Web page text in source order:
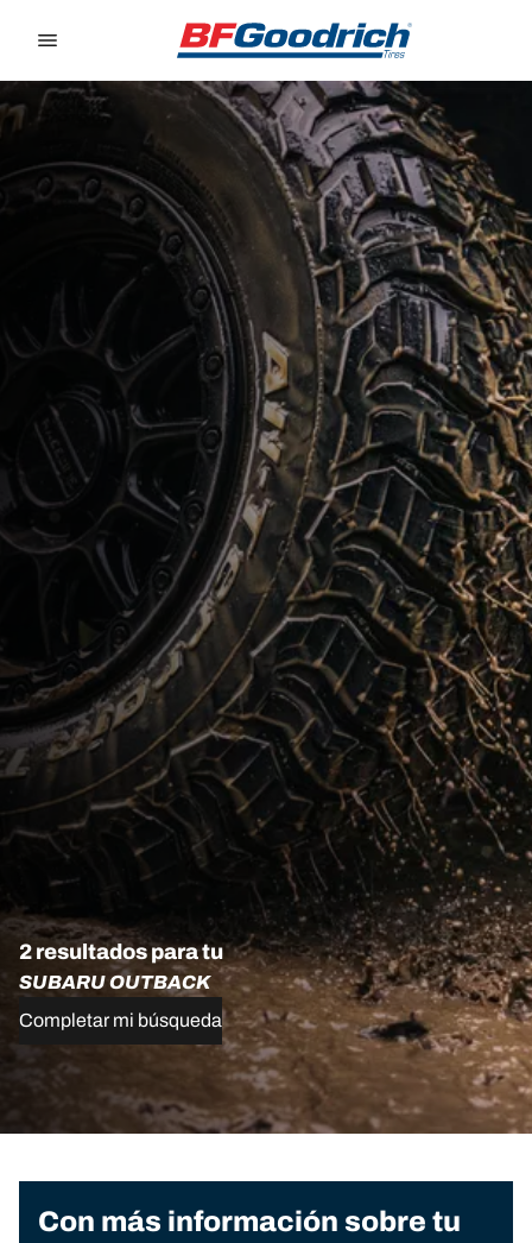
2 resultados para tu
SUBARU OUTBACK
Completar mi búsqueda
Con más información sobre tu